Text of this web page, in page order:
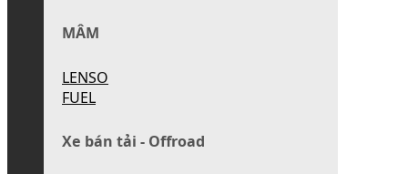
MÂM
LENSO
FUEL
Xe bán tải - Offroad